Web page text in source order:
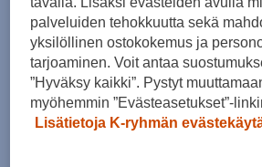
Koko
28 - 29 29 - 30 30 - 31 32 - 33
37 - 38
palveluiden tehokkuutta sekä
yksilöllinen ostokokemus ja
tarjoaminen. Voit antaa
”Hyväksy kaikki”. Pystyt
myöhemmin ”Evästeasetukset”-
Lisätietoja K-ryhmän